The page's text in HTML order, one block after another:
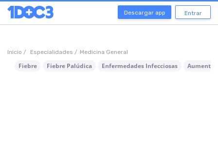
Descargar app Entrar
Inicio / Especialidades / Medicina General
Fiebre Fiebre Palúdica Enfermedades Infecciosas Aumento